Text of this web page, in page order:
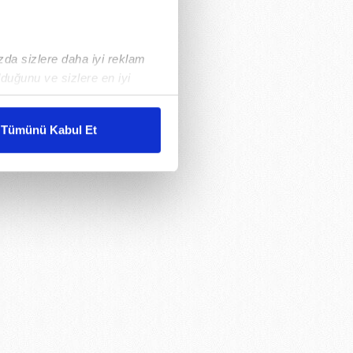
sizlere daha iyi reklam
ve sizlere en iyi
karşılamak
gösterilmeyecektir."
sunulması
ve sizlere yönelik
detaylı bilgi için Ayarlar
ve sitemizde ilgili
Tümünü Kabul Et